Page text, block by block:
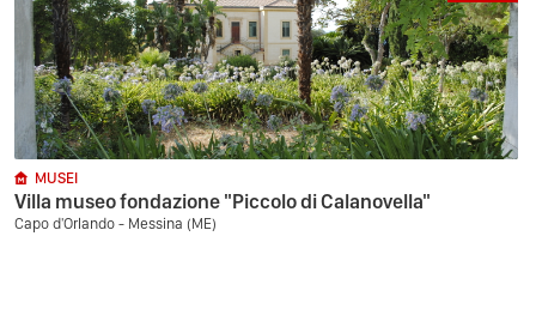
MUSEI
Villa museo fondazione "Piccolo di Calanovella"
Capo d'Orlando - Messina (ME)